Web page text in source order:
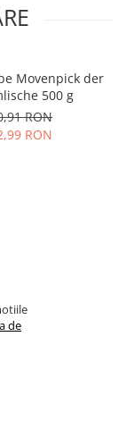
Movenpick der
Himmlische 500 g
RON
RON
de